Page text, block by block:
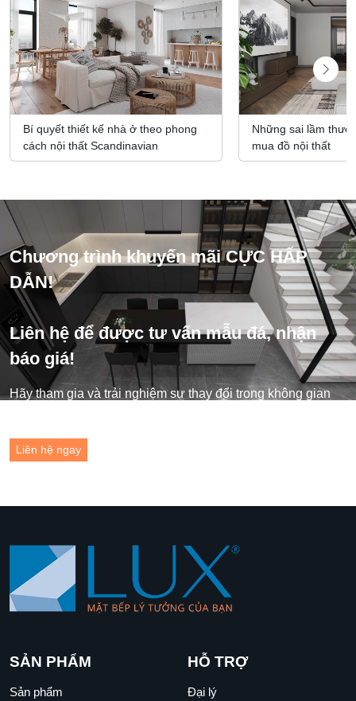
Bí quyết thiết kế nhà ở theo phong
cách nội thất Scandinavian
Những sai lầm
mua đồ nội thất
Chương trình khuyến mãi CỰC HẤP
DẪN!
Liên hệ để được tư vấn mẫu đá, nhận
báo giá!
Hãy tham gia và trải nghiệm sự thay đổi trong không gian
Liên hệ ngay
SẢN PHẨM
Sản phẩm
HỖ TRỢ
Đại lý